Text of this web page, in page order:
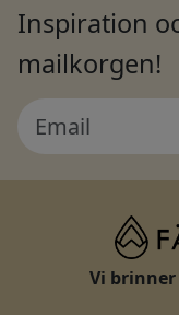
Inspiration
mailkorgen!
Vi